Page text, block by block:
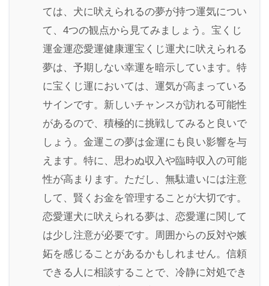
ては、犬に吠えられるの夢が持つ運気につい
て、4つの観点から見てみましょう。宝くじ
運金運恋愛運健康運宝くじ運犬に吠えられる
夢は、予期しない幸運を暗示しています。特
に宝くじ運においては、運気が高まっている
サインです。新しいチャンスが訪れる可能性
があるので、積極的に挑戦してみると良いで
しょう。金運この夢は金運にも良い影響を与
えます。特に、思わぬ収入や臨時収入の可能
性が高まります。ただし、無駄遣いには注意
して、賢くお金を管理することが大切です。
恋愛運犬に吠えられる夢は、恋愛運に関して
は少し注意が必要です。周囲からの反対や嫉
妬を感じることがあるかもしれません。信頼
できる人に相談することで、冷静に対処でき